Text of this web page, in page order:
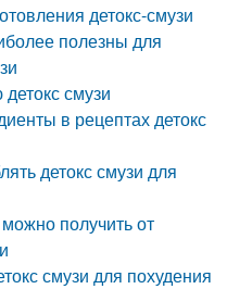
детокс-смузи
полезны для
смузи
в рецептах детокс
детокс смузи для
получить от
смузи для похудения